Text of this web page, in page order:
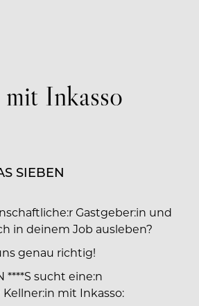
Inkasso
SIEBEN
Gastgeber:in und
in deinem Job ausleben?
genau richtig!
****S sucht eine:n
mit Inkasso: